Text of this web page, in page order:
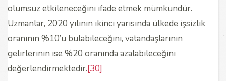
olumsuz etkileneceğini ifade etmek mümkündür.
Uzmanlar, 2020 yılının ikinci yarısında ülkede işsizlik
oranının %10’u bulabileceğini, vatandaşlarının
gelirlerinin ise %20 oranında azalabileceğini
değerlendirmektedir.[30]